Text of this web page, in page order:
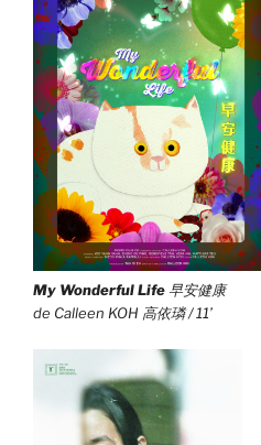
My Wonderful Life早安健康
de Calleen KOH 高依璘 / 11’